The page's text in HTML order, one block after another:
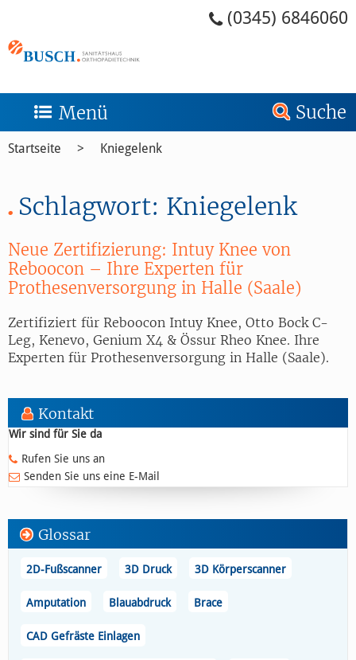
(0345) 6846060
Suche
Menü
Startseite Kniegelenk
Schlagwort: Kniegelenk
Neue Zertifizierung: Intuy Knee von
Reboocon – Ihre Experten für
Prothesenversorgung in Halle (Saale)
Zertifiziert für Reboocon Intuy Knee, Otto Bock C-
Leg, Kenevo, Genium X4 & Össur Rheo Knee. Ihre
Experten für Prothesenversorgung in Halle (Saale).
Kontakt
Wir sind für Sie da
Rufen Sie uns an
Senden Sie uns eine E-Mail
Glossar
2D-Fußscanner 3D Druck 3D Körperscanner
Amputation Blauabdruck Brace
CAD Gefräste Einlagen